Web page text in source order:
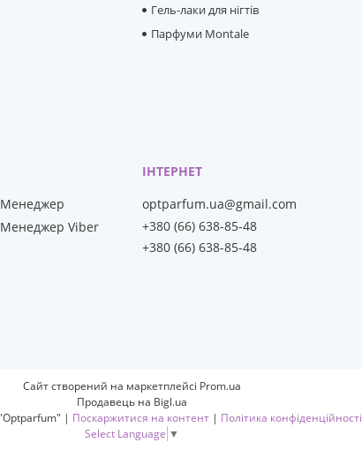
Гель-лаки для нігтів
Парфуми Montale
Менеджер
Менеджер Viber
optparfum.ua@gmail.com
+380 (66) 638-85-48
+380 (66) 638-85-48
Сайт створений на маркетплейсі Prom.ua
Продавець на Bigl.ua
Інтернет-магазин "Optparfum" | Поскаржитися на контент | Політика конфіденційності
Select Language ▼